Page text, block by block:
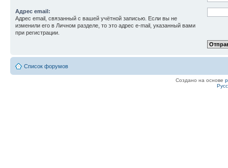
Адрес email:
Адрес email, связанный с вашей учётной записью. Если вы не
изменили его в Личном разделе, то это адрес e-mail, указанный вами
при регистрации.
Список форумов
Создано на основе